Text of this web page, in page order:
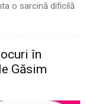
o sarcină dificilă
în
Găsim